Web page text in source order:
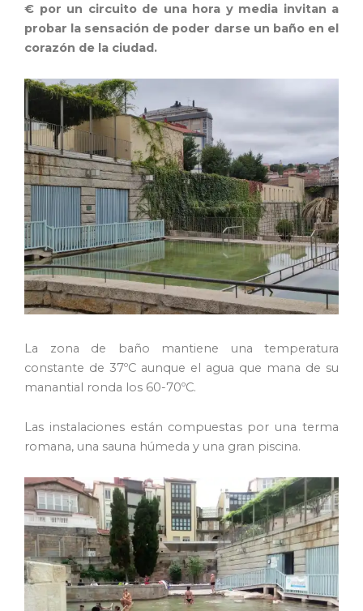
€ por un circuito de una hora y media invitan a
probar la sensación de poder darse un baño en el
corazón de la ciudad.
La zona de baño mantiene una temperatura
constante de 37ºC aunque el agua que mana de su
manantial ronda los 60-70ºC.
Las instalaciones están compuestas por una terma
romana, una sauna húmeda y una gran piscina.